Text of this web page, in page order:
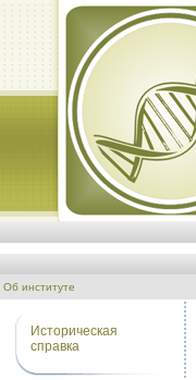
Об институте
Историческая
справка